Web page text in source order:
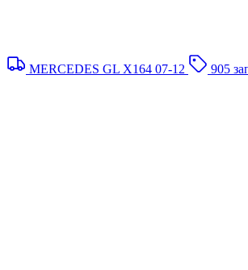
MERCEDES GL X164 07-12 905